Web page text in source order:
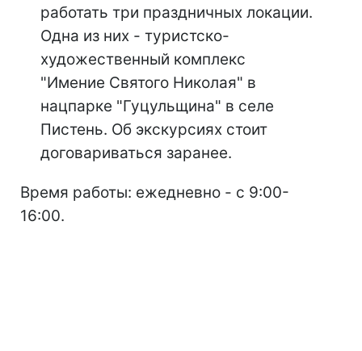
работать три праздничных локации.
Одна из них - туристско-
художественный комплекс
"Имение Святого Николая" в
нацпарке "Гуцульщина" в селе
Пистень. Об экскурсиях стоит
договариваться заранее.
Время работы: ежедневно - с 9:00-
16:00.